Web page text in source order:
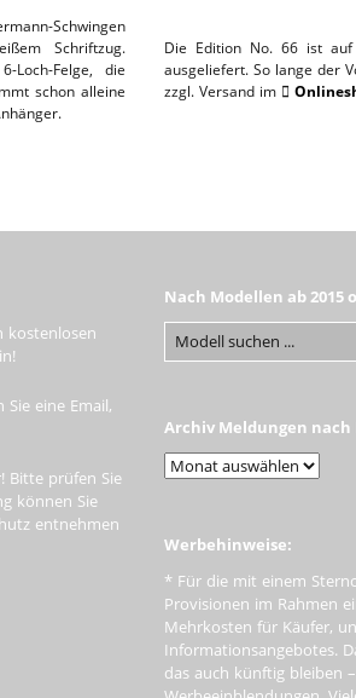
Schwingen
Schriftzug.
Felge, die
schon alleine
Die Edition No. 66 ist
ausgeliefert. So lange der
zzgl. Versand im 
kostenlosen
eine Email,
Bitte prüfen Sie
können Sie
entnehmen
Nach Modellen ab 2015
Archiv Meldungen
Werbehinweise:
* Für die mit einem
Provisionen im Rahmen
Mehrkosten für Käufer,
Informationsangebotes.
das auch künftig bleiben